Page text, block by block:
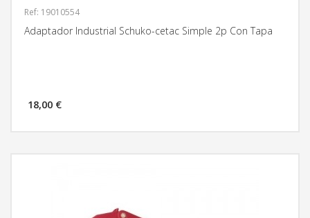
Ref: 19010554
Adaptador Industrial Schuko-cetac Simple 2p Con Tapa
18,00 €